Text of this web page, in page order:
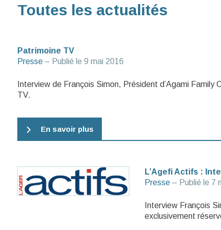
Toutes les actualités
Patrimoine TV
Presse – Publié le 9 mai 2016
Interview de François Simon, Président d’Agami Family
TV.
En savoir plus
L’Agefi Actifs :
Presse – Publié le 7
Interview François
exclusivement